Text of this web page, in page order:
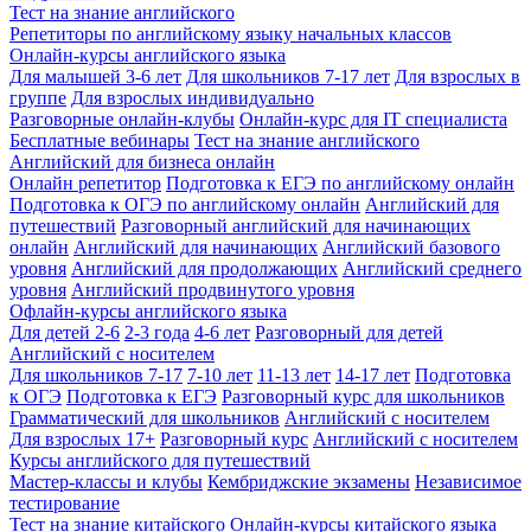
Тест на знание английского
Репетиторы по английскому языку начальных классов
Онлайн-курсы английского языка
Для малышей 3-6 лет Для школьников 7-17 лет Для взрослых в
группе Для взрослых индивидуально
Разговорные онлайн-клубы Онлайн-курс для IT специалиста
Бесплатные вебинары Тест на знание английского
Английский для бизнеса онлайн
Онлайн репетитор Подготовка к ЕГЭ по английскому онлайн
Подготовка к ОГЭ по английскому онлайн Английский для
путешествий Разговорный английский для начинающих
онлайн Английский для начинающих Английский базового
уровня Английский для продолжающих Английский среднего
уровня Английский продвинутого уровня
Офлайн-курсы английского языка
Для детей 2-6 2-3 года 4-6 лет Разговорный для детей
Английский с носителем
Для школьников 7-17 7-10 лет 11-13 лет 14-17 лет Подготовка
к ОГЭ Подготовка к ЕГЭ Разговорный курс для школьников
Грамматический для школьников Английский с носителем
Для взрослых 17+ Разговорный курс Английский с носителем
Курсы английского для путешествий
Мастер-классы и клубы Кембриджские экзамены Независимое
тестирование
Тест на знание китайского Онлайн-курсы китайского языка